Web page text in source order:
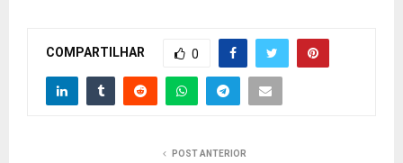
COMPARTILHAR 0
POST ANTERIOR